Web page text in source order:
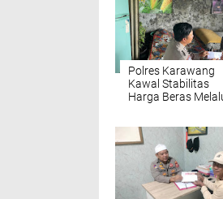
Polres Karawang
Kawal Stabilitas
Harga Beras